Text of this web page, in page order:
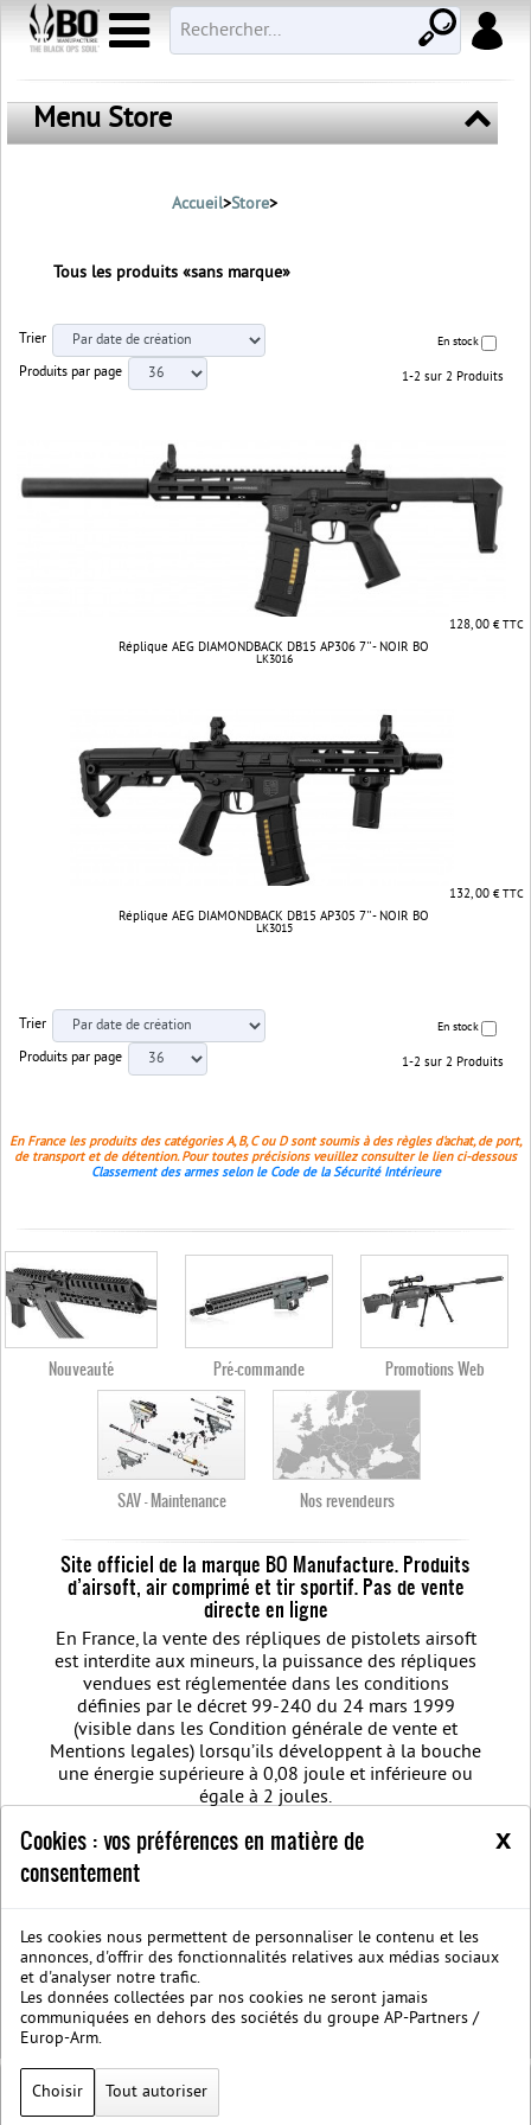
Menu Store
Accueil>Store>
Tous les produits «sans marque»
Trier En stock
Produits par page 1-2 sur 2 Produits
128, 00€ TTC
Réplique AEG DIAMONDBACK DB15 AP306 7'' - NOIR BO
LK3016
132, 00€ TTC
Réplique AEG DIAMONDBACK DB15 AP305 7'' - NOIR BO
LK3015
Trier En stock
Produits par page 1-2 sur 2 Produits
En France les produits des catégories A, B, C ou D sont soumis à des règles d'achat, de port,
de transport et de détention. Pour toutes précisions veuillez consulter le lien ci-dessous
Classement des armes selon le Code de la Sécurité Intérieure
Nouveauté Pré-commande Promotions Web
SAV - Maintenance Nos revendeurs
Site officiel de la marque BO Manufacture. Produits
d’airsoft, air comprimé et tir sportif. Pas de vente
directe en ligne
En France, la vente des répliques de pistolets airsoft
est interdite aux mineurs, la puissance des répliques
vendues est réglementée dans les conditions
définies par le décret 99-240 du 24 mars 1999
(visible dans les Condition générale de vente et
Mentions legales) lorsqu’ils développent à la bouche
une énergie supérieure à 0,08 joule et inférieure ou
égale à 2 joules.
weapon - Comment choisir sa réplique airsoft quand vous débutez ?
Meilleure réplique Airsoft : Retrouver les dernières nouveautés d'arme
GBB
BO Manufacture - Retrouvez notre série limitée airsoft avec des
modèles uniques
Nous rejoindre sur Facebook
Mentions legales
Protection des données privées
BOmanufacture.com est un site proposant des repliques et des accessoires
Cookies : vos préférences en matière de
consentement
x
Les cookies nous permettent de personnaliser le contenu et les
annonces, d'offrir des fonctionnalités relatives aux médias sociaux
et d'analyser notre trafic.
Les données collectées par nos cookies ne seront jamais
communiquées en dehors des sociétés du groupe AP-Partners /
Europ-Arm.
Choisir Tout autoriser